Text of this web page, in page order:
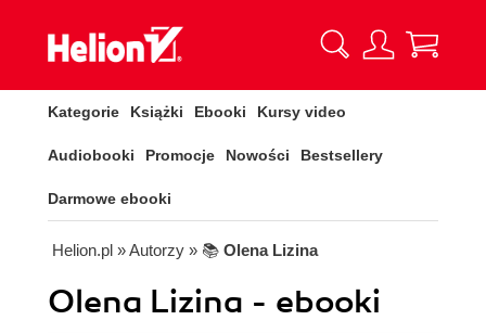
Kategorie Książki Ebooki Kursy video
Audiobooki Promocje Nowości Bestsellery
Darmowe ebooki
Helion.pl » Autorzy » 📚 Olena Lizina
Olena Lizina - ebooki